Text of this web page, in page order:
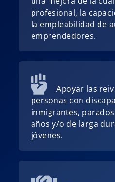
profesional, la
la empleabilidad de
emprendedores.
Apoyar las
personas con
inmigrantes,
años y/o de larga
jóvenes.